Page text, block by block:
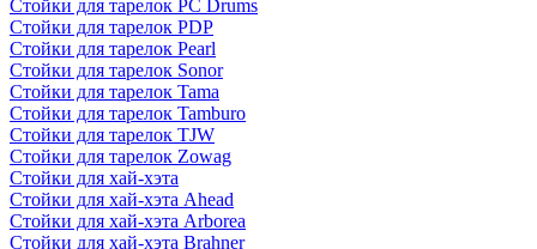
Стойки для тарелок PC Drums
Стойки для тарелок PDP
Стойки для тарелок Pearl
Стойки для тарелок Sonor
Стойки для тарелок Tama
Стойки для тарелок Tamburo
Стойки для тарелок TJW
Стойки для тарелок Zowag
Стойки для хай-хэта
Стойки для хай-хэта Ahead
Стойки для хай-хэта Arborea
Стойки для хай-хэта Brahner